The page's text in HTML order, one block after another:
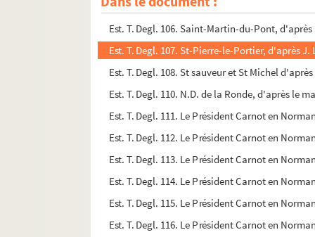
Est. T. Degl. 105. Saint-Lô, d'après le
Est. T. Degl. 106. Saint-Martin-du-Pont,
Est. T. Degl. 107. St-Pierre-le-Portier, d'après J.
Est. T. Degl. 108. St sauveur et St Michel
Est. T. Degl. 110. N.D. de la Ronde, d'après le
Est. T. Degl. 111. Le Président Carnot en
Est. T. Degl. 112. Le Président Carnot en
Est. T. Degl. 113. Le Président Carnot en
Est. T. Degl. 114. Le Président Carnot en
Est. T. Degl. 115. Le Président Carnot en
Est. T. Degl. 116. Le Président Carnot en